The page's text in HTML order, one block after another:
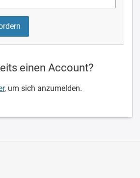
einen Account?
, um sich anzumelden.